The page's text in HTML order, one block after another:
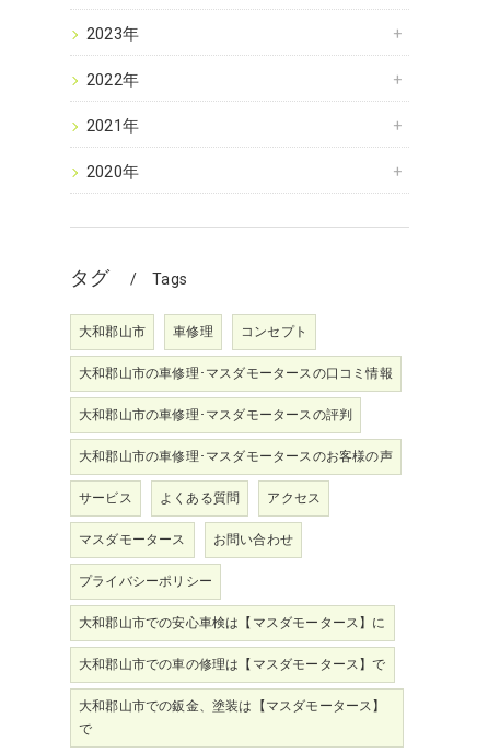
2023年
2022年
2021年
2020年
タグ Tags
大和郡山市 車修理 コンセプト
大和郡山市の車修理･マスダモータースの口コミ情報
大和郡山市の車修理･マスダモータースの評判
大和郡山市の車修理･マスダモータースのお客様の声
サービス よくある質問 アクセス
マスダモータース お問い合わせ
プライバシーポリシー
大和郡山市での安心車検は【マスダモータース】に
大和郡山市での車の修理は【マスダモータース】で
大和郡山市での鈑金、塗装は【マスダモータース】
で